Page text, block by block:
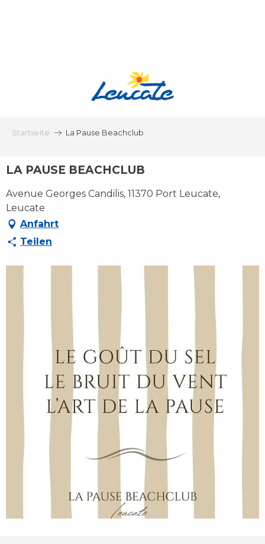
Startseite La Pause Beachclub
LA PAUSE BEACHCLUB
Avenue Georges Candilis, 11370 Port Leucate,
Leucate
Anfahrt
Teilen